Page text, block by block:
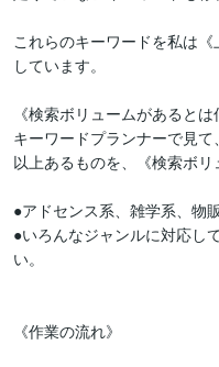
これらのキーワードを私は
しています。
《検索ボリュームがあるとは
キーワードプランナーで見
以上あるものを、《検索ボリ
●アドセンス系、雑学系、物
●いろんなジャンルに対応し
い。
《作業の流れ》